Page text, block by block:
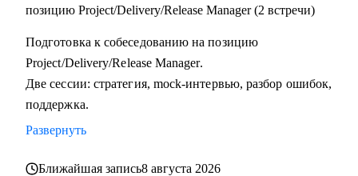
позицию Project/Delivery/Release Manager (2 встречи)
Подготовка к собеседованию на позицию
Project/Delivery/Release Manager.
Две сессии: стратегия, mock-интервью, разбор ошибок,
поддержка.
Развернуть
Ближайшая запись8 августа 2026